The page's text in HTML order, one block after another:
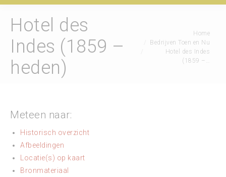
Hotel des
Indes (1859 –
heden)
Home
Bedrijven Toen en Nu
Hotel des Indes
(1859 –…
Meteen naar:
Historisch overzicht
Afbeeldingen
Locatie(s) op kaart
Bronmateriaal